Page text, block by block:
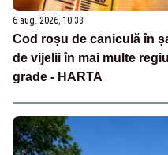
6 aug. 2026, 10:38
Cod roșu de caniculă în
de vijelii în mai multe
grade - HARTA